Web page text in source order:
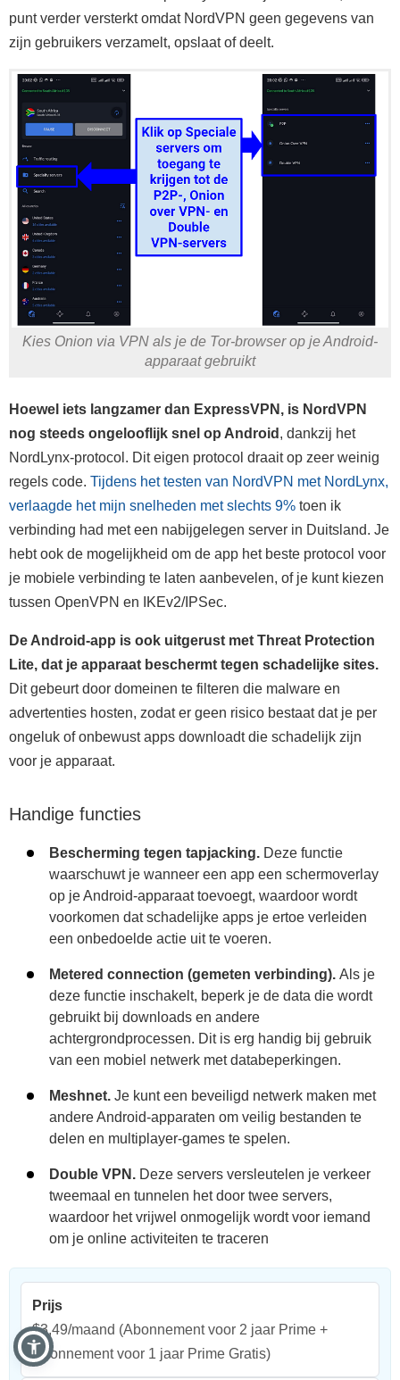
punt verder versterkt omdat NordVPN geen gegevens van
zijn gebruikers verzamelt, opslaat of deelt.
Kies Onion via VPN als je de Tor-browser op je Android-
apparaat gebruikt
Hoewel iets langzamer dan ExpressVPN, is NordVPN
nog steeds ongelooflijk snel op Android , dankzij het
NordLynx-protocol. Dit eigen protocol draait op zeer weinig
regels code. Tijdens het testen van NordVPN met NordLynx,
verlaagde het mijn snelheden met slechts 9% toen ik
verbinding had met een nabijgelegen server in Duitsland. Je
hebt ook de mogelijkheid om de app het beste protocol voor
je mobiele verbinding te laten aanbevelen, of je kunt kiezen
tussen OpenVPN en IKEv2/IPSec.
De Android-app is ook uitgerust met Threat Protection
Lite, dat je apparaat beschermt tegen schadelijke sites.
Dit gebeurt door domeinen te filteren die malware en
advertenties hosten, zodat er geen risico bestaat dat je per
ongeluk of onbewust apps downloadt die schadelijk zijn
voor je apparaat.
Handige functies
Bescherming tegen tapjacking. Deze functie
waarschuwt je wanneer een app een schermoverlay
op je Android-apparaat toevoegt, waardoor wordt
voorkomen dat schadelijke apps je ertoe verleiden
een onbedoelde actie uit te voeren.
Metered connection (gemeten verbinding). Als je
deze functie inschakelt, beperk je de data die wordt
gebruikt bij downloads en andere
achtergrondprocessen. Dit is erg handig bij gebruik
van een mobiel netwerk met databeperkingen.
Meshnet. Je kunt een beveiligd netwerk maken met
andere Android-apparaten om veilig bestanden te
delen en multiplayer-games te spelen.
Double VPN. Deze servers versleutelen je verkeer
tweemaal en tunnelen het door twee servers,
waardoor het vrijwel onmogelijk wordt voor iemand
om je online activiteiten te traceren
Prijs
$3,49/maand (Abonnement voor 2 jaar Prime +
Abonnement voor 1 jaar Prime Gratis)